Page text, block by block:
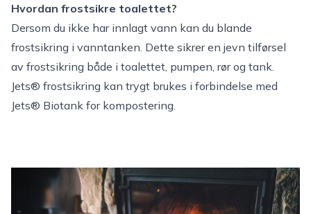
Hvordan frostsikre toalettet?
Dersom du ikke har innlagt vann kan du blande
frostsikring i vanntanken. Dette sikrer en jevn tilførsel
av frostsikring både i toalettet, pumpen, rør og tank.
Jets® frostsikring kan trygt brukes i forbindelse med
Jets® Biotank for kompostering.